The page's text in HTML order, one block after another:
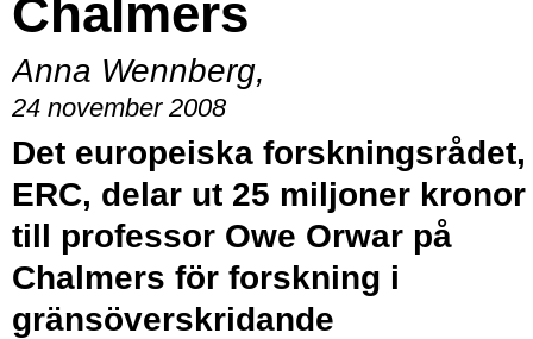
Chalmers
Anna Wennberg,
24 november 2008
Det europeiska forskningsrådet,
ERC, delar ut 25 miljoner kronor
till professor Owe Orwar på
Chalmers för forskning i
gränsöverskridande